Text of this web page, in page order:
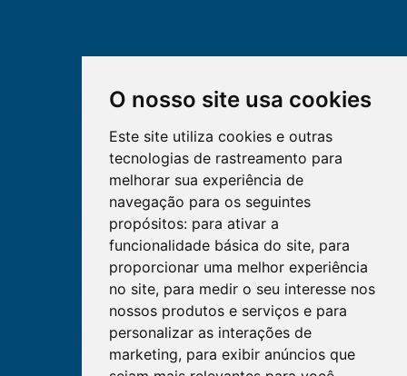
O nosso site usa cookies
Este site utiliza cookies e outras
tecnologias de rastreamento para
melhorar sua experiência de
navegação para os seguintes
propósitos: para ativar a
funcionalidade básica do site, para
proporcionar uma melhor experiência
no site, para medir o seu interesse nos
nossos produtos e serviços e para
personalizar as interações de
marketing, para exibir anúncios que